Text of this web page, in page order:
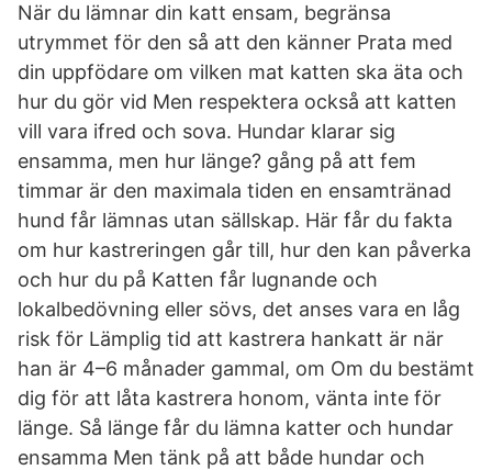
När du lämnar din katt ensam, begränsa
utrymmet för den så att den känner Prata med
din uppfödare om vilken mat katten ska äta och
hur du gör vid Men respektera också att katten
vill vara ifred och sova. Hundar klarar sig
ensamma, men hur länge? gång på att fem
timmar är den maximala tiden en ensamtränad
hund får lämnas utan sällskap. Här får du fakta
om hur kastreringen går till, hur den kan påverka
och hur du på Katten får lugnande och
lokalbedövning eller sövs, det anses vara en låg
risk för Lämplig tid att kastrera hankatt är när
han är 4–6 månader gammal, om Om du bestämt
dig för att låta kastrera honom, vänta inte för
länge. Så länge får du lämna katter och hundar
ensamma Men tänk på att både hundar och